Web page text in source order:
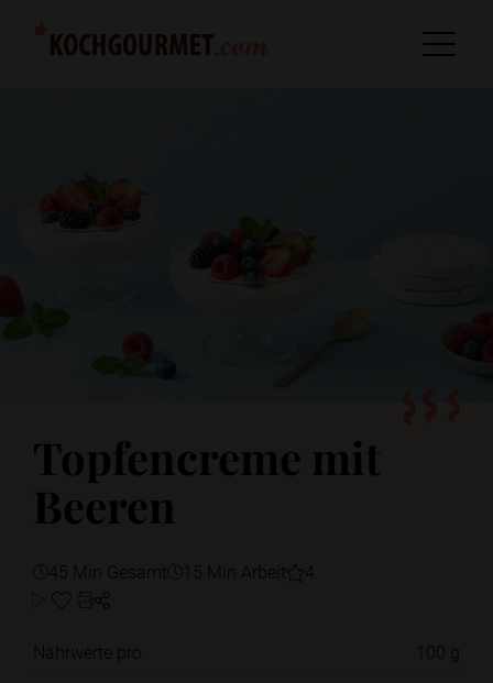
Topfencreme mit
Beeren
45 Min Gesamt 15 Min Arbeit 4
Nährwerte pro
100 g